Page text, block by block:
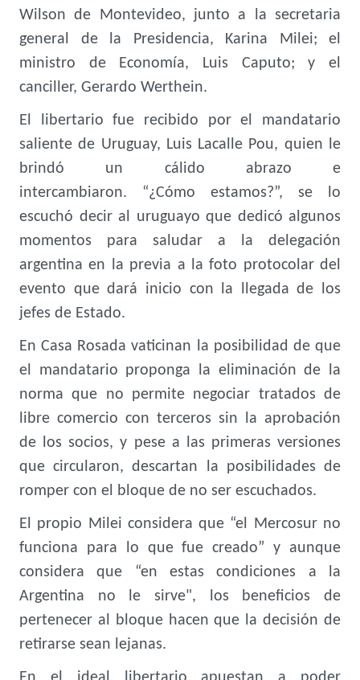
Wilson de Montevideo, junto a la secretaria
general de la Presidencia, Karina Milei; el
ministro de Economía, Luis Caputo; y el
canciller, Gerardo Werthein.
El libertario fue recibido por el mandatario
saliente de Uruguay, Luis Lacalle Pou, quien le
brindó un cálido abrazo e
intercambiaron. “¿Cómo estamos?”, se lo
escuchó decir al uruguayo que dedicó algunos
momentos para saludar a la delegación
argentina en la previa a la foto protocolar del
evento que dará inicio con la llegada de los
jefes de Estado.
En Casa Rosada vaticinan la posibilidad de que
el mandatario proponga la eliminación de la
norma que no permite negociar tratados de
libre comercio con terceros sin la aprobación
de los socios, y pese a las primeras versiones
que circularon, descartan la posibilidades de
romper con el bloque de no ser escuchados.
El propio Milei considera que “el Mercosur no
funciona para lo que fue creado” y aunque
considera que “en estas condiciones a la
Argentina no le sirve", los beneficios de
pertenecer al bloque hacen que la decisión de
retirarse sean lejanas.